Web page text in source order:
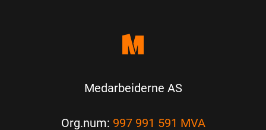
Medarbeiderne AS
Org.num: 997 991 591 MVA